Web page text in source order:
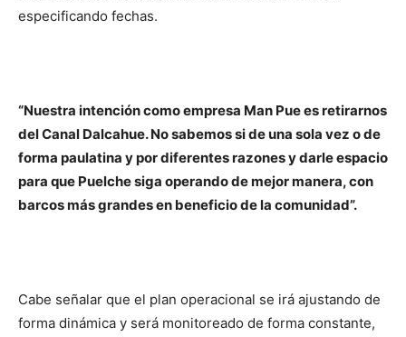
especificando fechas.
“Nuestra intención como empresa Man Pue es retirarnos
del Canal Dalcahue. No sabemos si de una sola vez o de
forma paulatina y por diferentes razones y darle espacio
para que Puelche siga operando de mejor manera, con
barcos más grandes en beneficio de la comunidad”.
Cabe señalar que el plan operacional se irá ajustando de
forma dinámica y será monitoreado de forma constante,